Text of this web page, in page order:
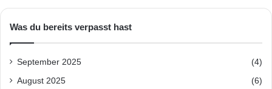
Was du bereits verpasst hast
September 2025 (4)
August 2025 (6)